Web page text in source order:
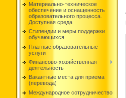
Материально-техническое
обеспечение и оснащенность
образовательного процесса.
Доступная среда
Стипендии и меры поддержки
обучающихся
Платные образовательные
услуги
Финансово-хозяйственная
деятельность
Вакантные места для приема
(перевода)
Международное сотрудничество